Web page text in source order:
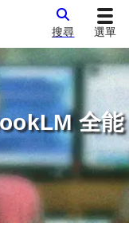
搜尋 選單
全能